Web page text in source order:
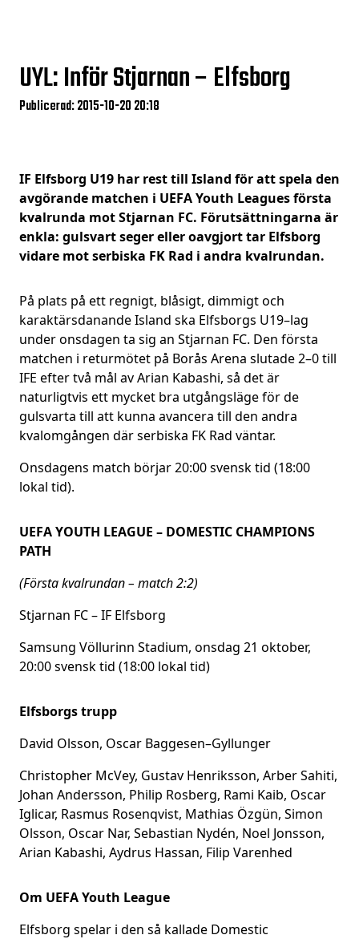
UYL: Inför Stjarnan – Elfsborg
Publicerad: 2015-10-20 20:18
IF Elfsborg U19 har rest till Island för att spela den
avgörande matchen i UEFA Youth Leagues första
kvalrunda mot Stjarnan FC. Förutsättningarna är
enkla: gulsvart seger eller oavgjort tar Elfsborg
vidare mot serbiska FK Rad i andra kvalrundan.
På plats på ett regnigt, blåsigt, dimmigt och
karaktärsdanande Island ska Elfsborgs U19–lag
under onsdagen ta sig an Stjarnan FC. Den första
matchen i returmötet på Borås Arena slutade 2–0 till
IFE efter två mål av Arian Kabashi, så det är
naturligtvis ett mycket bra utgångsläge för de
gulsvarta till att kunna avancera till den andra
kvalomgången där serbiska FK Rad väntar.
Onsdagens match börjar 20:00 svensk tid (18:00
lokal tid).
UEFA YOUTH LEAGUE – DOMESTIC CHAMPIONS
PATH
(Första kvalrundan – match 2:2)
Stjarnan FC – IF Elfsborg
Samsung Völlurinn Stadium, onsdag 21 oktober,
20:00 svensk tid (18:00 lokal tid)
Elfsborgs trupp
David Olsson, Oscar Baggesen–Gyllunger
Christopher McVey, Gustav Henriksson, Arber Sahiti,
Johan Andersson, Philip Rosberg, Rami Kaib, Oscar
Iglicar, Rasmus Rosenqvist, Mathias Özgün, Simon
Olsson, Oscar Nar, Sebastian Nydén, Noel Jonsson,
Arian Kabashi, Aydrus Hassan, Filip Varenhed
Om UEFA Youth League
Elfsborg spelar i den så kallade Domestic